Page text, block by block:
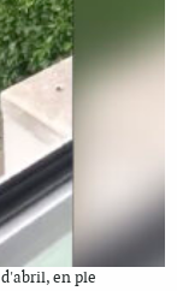
en ple